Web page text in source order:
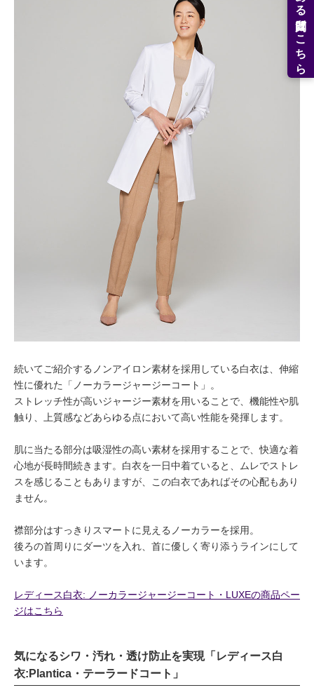
続いてご紹介するノンアイロン素材を採用している白衣は、伸縮
性に優れた「ノーカラージャージーコート」。
ストレッチ性が高いジャージー素材を用いることで、機能性や肌
触り、上質感などあらゆる点において高い性能を発揮します。
肌に当たる部分は吸湿性の高い素材を採用することで、快適な着
心地が長時間続きます。白衣を一日中着ていると、ムレでストレ
スを感じることもありますが、この白衣であればその心配もあり
ません。
襟部分はすっきりスマートに見えるノーカラーを採用。
後ろの首周りにダーツを入れ、首に優しく寄り添うラインにして
います。
レディース白衣: ノーカラージャージーコート・LUXEの商品ペー
ジはこちら
気になるシワ・汚れ・透け防止を実現「レディース白
衣:Plantica・テーラードコート」